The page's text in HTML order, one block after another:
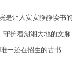
是让人安安静静读书的
守护着湖湘大地的文脉
唯一还在招生的古书